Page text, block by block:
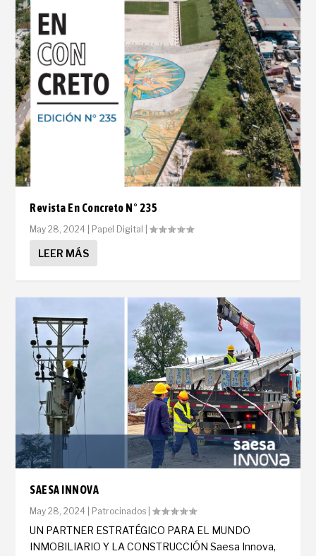
Revista En Concreto N° 235
May 28, 2024 Papel Digital |
LEER MÁS
SAESA INNOVA
May 28, 2024 Patrocinados |
UN PARTNER ESTRATÉGICO PARA EL MUNDO
INMOBILIARIO Y LA CONSTRUCCIÓN Saesa Innova,